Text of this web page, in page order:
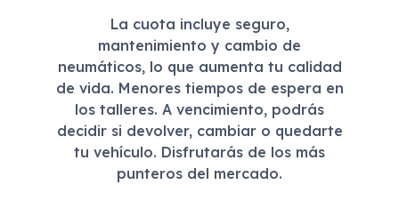
La cuota incluye seguro,
mantenimiento y cambio de
neumáticos, lo que aumenta tu calidad
de vida. Menores tiempos de espera en
los talleres. A vencimiento, podrás
decidir si devolver, cambiar o quedarte
tu vehículo. Disfrutarás de los más
punteros del mercado.